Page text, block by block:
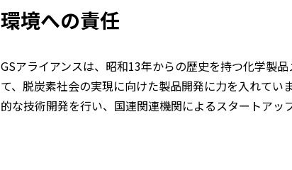
環境への責任
GSアライアンスは、昭和13年からの歴史を持つ化学製
て、脱炭素社会の実現に向けた製品開発に力を入れてい
的な技術開発を行い、国連関連機関によるスタートアッ